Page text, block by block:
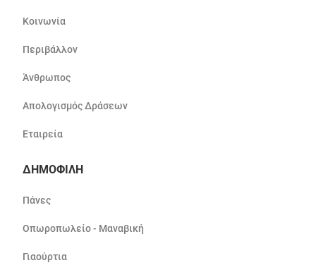
Κοινωνία
Περιβάλλον
Άνθρωπος
Απολογισμός Δράσεων
Εταιρεία
ΔΗΜΟΦΙΛΗ
Πάνες
Οπωροπωλείο - Μαναβική
Γιαούρτια